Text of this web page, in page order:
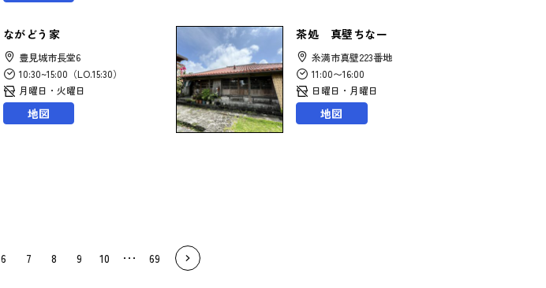
ながどう家
豊見城市長堂6
10:30~15:00（LO.15:30）
月曜日・火曜日
地図
茶処 真壁ちなー
糸満市真壁223番地
11:00〜16:00
日曜日・月曜日
地図
6 7 8 9 10 69